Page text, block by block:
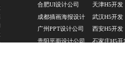
合肥UI设计公司
成都插画海报设计
广州PPT设计公司
贵阳平面设计公司
天津H5开发
武汉H5开发
西安H5开发
石家庄H5开